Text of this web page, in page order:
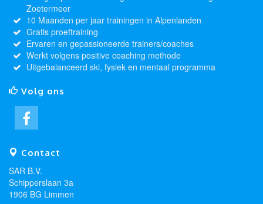
Zoetermeer
10 Maanden per jaar trainingen in Alpenlanden
Gratis proeftraining
Ervaren en gepassioneerde trainers/coaches
Werkt volgens positive coaching methode
Uitgebalanceerd ski, fysiek en mentaal programma
Volg ons
Contact
SAR B.V.
Schipperslaan 3a
1906 BG Limmen